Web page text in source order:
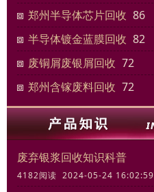
郑州半导体芯片回收 86
半导体镀金蓝膜回收 82
废铜屑废银屑回收 72
郑州含镓废料回收 72
废弃银浆回收知识科普
4182阅读 2024-05-24 16:02:59